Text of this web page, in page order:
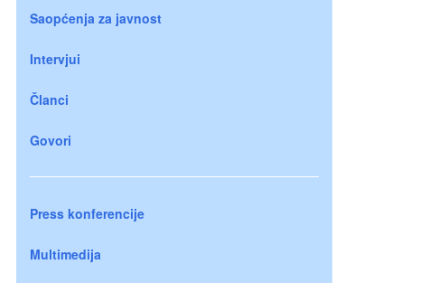
Saopćenja za javnost
Intervjui
Članci
Govori
Press konferencije
Multimedija